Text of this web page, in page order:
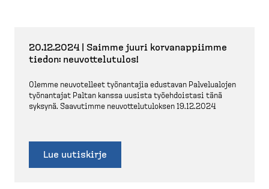
20.12.2024 | Saimme juuri korvanap­piimme
tiedon: neuvot­te­lutulos!
Olemme neuvotelleet työnantajia edustavan Palvelualojen
työnantajat Paltan kanssa uusista työehdoistasi tänä
syksynä. Saavutimme neuvot­te­lu­tu­loksen 19.12.2024
Lue uutiskirje